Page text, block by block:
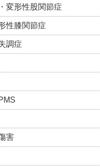
整骨院、病院との違い
んな服装で行けば良いか
整体は受けられる？
はなぜ高いのですか？
な方に知って欲しい５つの
ついて
サージの違いって？
は持続するのか？